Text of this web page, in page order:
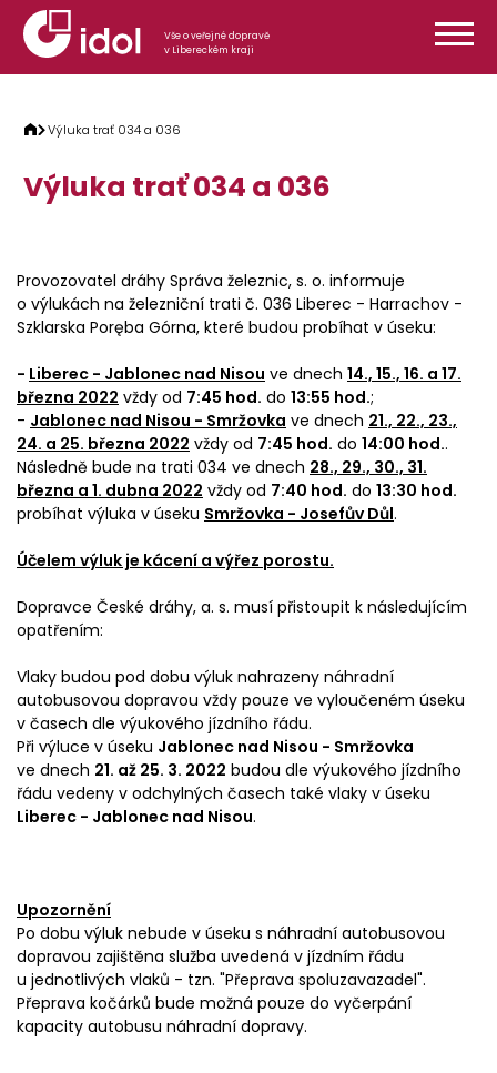
Přeskočit na obsah
Vše o veřejné dopravě
v Libereckém kraji
Výluka trať 034 a 036
Výluka trať 034 a 036
Provozovatel dráhy Správa železnic, s. o. informuje
o výlukách na železniční trati č. 036 Liberec - Harrachov -
Szklarska Poręba Górna, které budou probíhat v úseku:
- Liberec - Jablonec nad Nisou ve dnech 14., 15., 16. a 17.
března 2022 vždy od 7:45 hod. do 13:55 hod.;
- Jablonec nad Nisou - Smržovka ve dnech 21., 22., 23.,
24. a 25. března 2022 vždy od 7:45 hod. do 14:00 hod..
Následně bude na trati 034 ve dnech 28., 29., 30., 31.
března a 1. dubna 2022 vždy od 7:40 hod. do 13:30 hod.
probíhat výluka v úseku Smržovka - Josefův Důl.
Účelem výluk je kácení a výřez porostu.
Dopravce České dráhy, a. s. musí přistoupit k následujícím
opatřením:
Vlaky budou pod dobu výluk nahrazeny náhradní
autobusovou dopravou vždy pouze ve vyloučeném úseku
v časech dle výukového jízdního řádu.
Při výluce v úseku Jablonec nad Nisou - Smržovka
ve dnech 21. až 25. 3. 2022 budou dle výukového jízdního
řádu vedeny v odchylných časech také vlaky v úseku
Liberec - Jablonec nad Nisou.
Upozornění
Po dobu výluk nebude v úseku s náhradní autobusovou
dopravou zajištěna služba uvedená v jízdním řádu
u jednotlivých vlaků - tzn. "Přeprava spoluzavazadel".
Přeprava kočárků bude možná pouze do vyčerpání
kapacity autobusu náhradní dopravy.